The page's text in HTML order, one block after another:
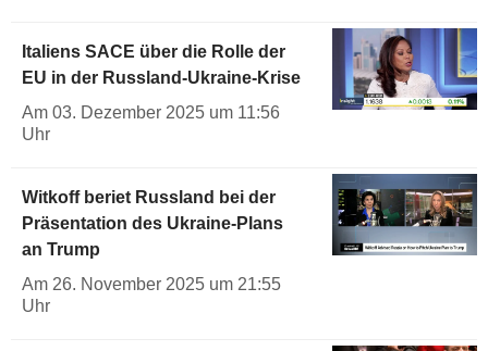
Italiens SACE über die Rolle der
EU in der Russland-Ukraine-Krise
Am 03. Dezember 2025 um 11:56
Uhr
Witkoff beriet Russland bei der
Präsentation des Ukraine-Plans
an Trump
Am 26. November 2025 um 21:55
Uhr